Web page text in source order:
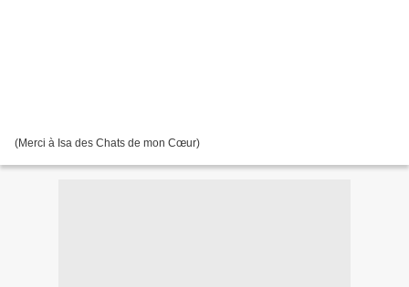
(Merci à Isa des Chats de mon Cœur)